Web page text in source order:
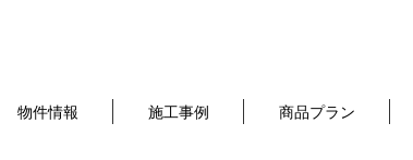
物件情報 施工事例 商品プラン